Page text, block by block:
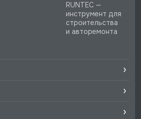
RUNTEC —
инструмент для
строительства
и авторемонта